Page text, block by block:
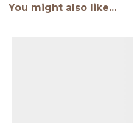
You might also like...